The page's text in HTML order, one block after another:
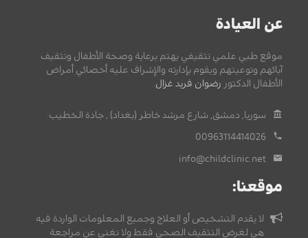
عن العيادة
موقع طبي علمي تثقيفي يهتم برعاية وصحة الأطفال وتثقيف
آبائهم وتوعيتهم ويقوم بإدارته والإشراف عليه أخصائي أمراض
الأطفال الدكتور رضوان فريد غزال
سوريا, دمشق, شارع مرشد خاطر (بغداد) , جادة الخطيب.
00963114414026
info@childclinic.net
موقعنا:
لا يقدم التشخيص أو العلاج وجميع المعلومات الواردة فيه
هي لغرض التثقيف الصحي فقط ولا تغني عن مراجعة